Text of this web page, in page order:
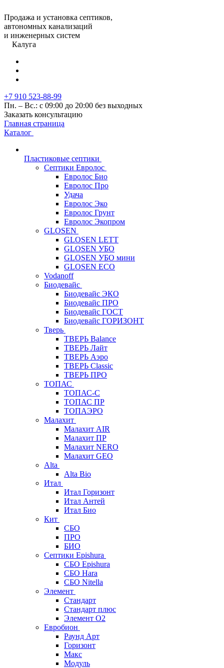
Продажа и установка септиков,
автономных канализаций
и инженерных систем
Калуга
+7 910 523-88-99
Пн. – Вс.: с 09:00 до 20:00 без выходных
Заказать консультацию
Главная страница
Каталог
Пластиковые септики
Септики Евролос
Евролос Био
Евролос Про
Удача
Евролос Эко
Евролос Грунт
Евролос Экопром
GLOSEN
GLOSEN LETT
GLOSEN УБО
GLOSEN УБО мини
GLOSEN ECO
Vodanoff
Биодевайс
Биодевайс ЭКО
Биодевайс ПРО
Биодевайс ГОСТ
Биодевайс ГОРИЗОНТ
Тверь
ТВЕРЬ Balance
ТВЕРЬ Лайт
ТВЕРЬ Аэро
ТВЕРЬ Classic
ТВЕРЬ ПРО
ТОПАС
ТОПАС-С
ТОПАС ПР
ТОПАЭРО
Малахит
Малахит AIR
Малахит ПР
Малахит NERO
Малахит GEO
Alta
Alta Bio
Итал
Итал Горизонт
Итал Антей
Итал Био
Кит
СБО
ПРО
БИО
Септики Epishura
СБО Epishura
СБО Hara
СБО Nitella
Элемент
Стандарт
Стандарт плюс
Элемент О2
Евробион
Раунд Арт
Горизонт
Макс
Модуль